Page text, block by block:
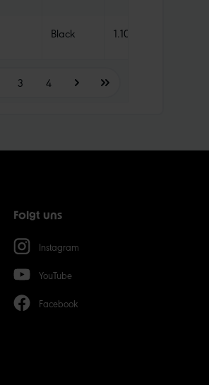
Black 1.105 g
3 4
Folgt uns
Instagram
YouTube
Facebook